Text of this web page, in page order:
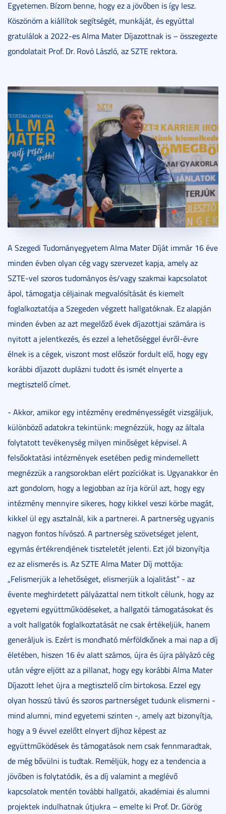
Egyetemen. Bízom benne, hogy ez a jövőben is így lesz.
Köszönöm a kiállítok segítségét, munkáját, és egyúttal
gratulálok a 2022-es Alma Mater Díjazottnak is – összegezte
gondolatait Prof. Dr. Rovó László, az SZTE rektora.
A Szegedi Tudományegyetem Alma Mater Díját immár 16 éve
minden évben olyan cég vagy szervezet kapja, amely az
SZTE-vel szoros tudományos és/vagy szakmai kapcsolatot
ápol, támogatja céljainak megvalósítását és kiemelt
foglalkoztatója a Szegeden végzett hallgatóknak. Ez alapján
minden évben az azt megelőző évek díjazottjai számára is
nyitott a jelentkezés, és ezzel a lehetőséggel évről-évre
élnek is a cégek, viszont most először fordult elő, hogy egy
korábbi díjazott duplázni tudott és ismét elnyerte a
megtisztelő címet.
- Akkor, amikor egy intézmény eredményességét vizsgáljuk,
különböző adatokra tekintünk: megnézzük, hogy az általa
folytatott tevékenység milyen minőséget képvisel. A
felsőoktatási intézmények esetében pedig mindemellett
megnézzük a rangsorokban elért pozíciókat is. Ugyanakkor én
azt gondolom, hogy a legjobban az írja körül azt, hogy egy
intézmény mennyire sikeres, hogy kikkel veszi körbe magát,
kikkel ül egy asztalnál, kik a partnerei. A partnerség ugyanis
nagyon fontos hívószó. A partnerség szövetséget jelent,
egymás értékrendjének tiszteletét jelenti. Ezt jól bizonyítja
ez az elismerés is. Az SZTE Alma Mater Díj mottója:
„Felismerjük a lehetőséget, elismerjük a lojalitást” - az
évente meghirdetett pályázattal nem titkolt célunk, hogy az
egyetemi együttműködéseket, a hallgatói támogatásokat és
a volt hallgatók foglalkoztatását ne csak értékeljük, hanem
generáljuk is. Ezért is mondható mérföldkőnek a mai nap a díj
életében, hiszen 16 év alatt számos, újra és újra pályázó cég
után végre eljött az a pillanat, hogy egy korábbi Alma Mater
Díjazott lehet újra a megtisztelő cím birtokosa. Ezzel egy
olyan hosszú távú és szoros partnerséget tudunk elismerni -
mind alumni, mind egyetemi szinten -, amely azt bizonyítja,
hogy a 9 évvel ezelőtt elnyert díjhoz képest az
együttműködések és támogatások nem csak fennmaradtak,
de még bővülni is tudtak. Reméljük, hogy ez a tendencia a
jövőben is folytatódik, és a díj valamint a meglévő
kapcsolatok mentén további hallgatói, akadémiai és alumni
projektek indulhatnak útjukra – emelte ki Prof. Dr. Görög